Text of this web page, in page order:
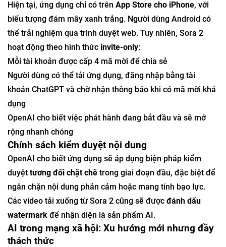
Hiện tại, ứng dụng chỉ có trên App Store cho iPhone, với
biểu tượng đám mây xanh trắng. Người dùng Android có
thể trải nghiệm qua trình duyệt web. Tuy nhiên, Sora 2
hoạt động theo hình thức invite-only:
Mỗi tài khoản được cấp 4 mã mời để chia sẻ
Người dùng có thể tải ứng dụng, đăng nhập bằng tài
khoản ChatGPT và chờ nhận thông báo khi có mã mời khả
dụng
OpenAI cho biết việc phát hành đang bắt đầu và sẽ mở
rộng nhanh chóng
Chính sách kiểm duyệt nội dung
OpenAI cho biết ứng dụng sẽ áp dụng biện pháp kiểm
duyệt tương đối chặt chẽ trong giai đoạn đầu, đặc biệt để
ngăn chặn nội dung phản cảm hoặc mang tính bạo lực.
Các video tải xuống từ Sora 2 cũng sẽ được đánh dấu
watermark để nhận diện là sản phẩm AI.
AI trong mạng xã hội: Xu hướng mới nhưng đầy
thách thức